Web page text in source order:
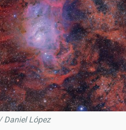
Daniel López